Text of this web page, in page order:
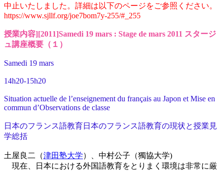
中止いたしました。詳細は以下のページをご参照ください。
https://www.sjllf.org/joe7bom7y-255/#_255
授業内容][2011]Samedi 19 mars : Stage de mars 2011 スタージ
ュ講座概要（１）
Samedi 19 mars
14h20-15h20
Situation actuelle de l’enseignement du français au Japon et Mise en
commun d’Observations de classe
日本のフランス語教育日本のフランス語教育の現状と授業見
学総括
土屋良二（津田塾大学）、中村公子（獨協大学)
現在、日本における外国語教育をとりまく環境は非常に厳